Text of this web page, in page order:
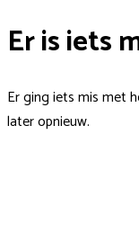
Er is iets
Er ging iets mis met
later opnieuw.